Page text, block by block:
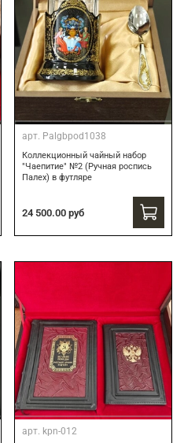
арт. Palgbpod1038
Коллекционный чайный набор
"Чаепитие" №2 (Ручная роспись
Палех) в футляре
24 500.00 руб
арт. kpn-012